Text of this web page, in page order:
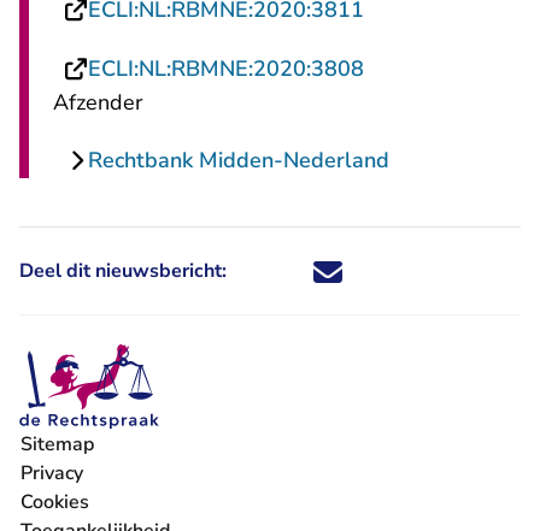
ECLI:NL:RBMNE:2020:3811
ECLI:NL:RBMNE:2020:3808
Afzender
Rechtbank Midden-Nederland
Deel dit nieuwsbericht: Deel dit nieuwsbericht via X -
Deel dit nieuwsbericht via
Deel dit nieuwsbericht
Deel dit
Sitemap
Privacy
Cookies